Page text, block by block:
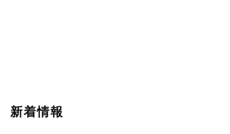
新着情報